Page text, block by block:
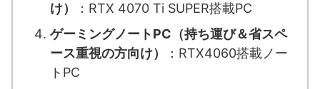
け）
：RTX 4070 Ti SUPER搭載PC
ゲーミングノートPC（持ち運び＆省スペ
ース重視の方向け）
：RTX4060搭載ノー
トPC